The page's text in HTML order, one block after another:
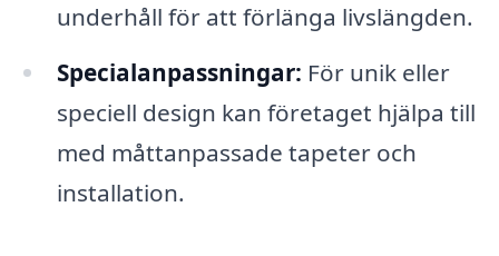
underhåll för att förlänga livslängden.
Specialanpassningar: För unik eller
speciell design kan företaget hjälpa till
med måttanpassade tapeter och
installation.